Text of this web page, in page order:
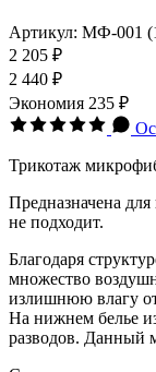
Артикул: МФ-001
2 205 ₽
2 440 ₽
Экономия 235 ₽
Трикотаж
Предназначена
не подходит.
Благодаря
множество
излишнюю влагу
На нижнем белье
разводов. Данный